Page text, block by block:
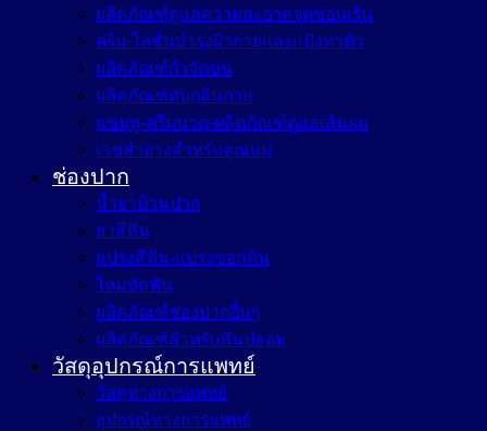
ผลิตภัณฑ์ดูแลความสะอาดจุดซ่อนเร้น
ครีม-โลชั่นบำรุงผิวกายและแป้งทาตัว
ผลิตภัณฑ์กำจัดขน
ผลิตภัณฑ์ดับกลิ่นกาย
แชมพู-ครีมนวด-ผลิตภัณฑ์ดูแลเส้นผม
เวชสำอางสำหรับคุณแม่
ช่องปาก
น้ำยาบ้วนปาก
ยาสีฟัน
แปรงสีฟัน-แปรงซอกฟัน
ไหมขัดฟัน
ผลิตภัณฑ์ช่องปากอื่นๆ
ผลิตภัณฑ์สำหรับฟันปลอม
วัสดุอุปกรณ์การแพทย์
วัสดุทางการแพทย์
อุปกรณ์ทางการแพทย์